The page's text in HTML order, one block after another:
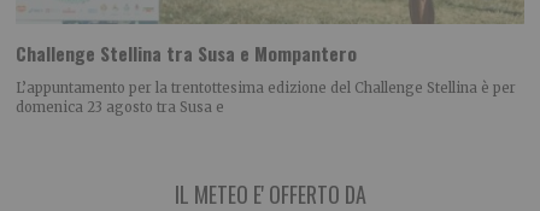
Challenge Stellina tra Susa e Mompantero
L’appuntamento per la trentottesima edizione del Challenge Stellina è per
domenica 23 agosto tra Susa e
IL METEO E' OFFERTO DA